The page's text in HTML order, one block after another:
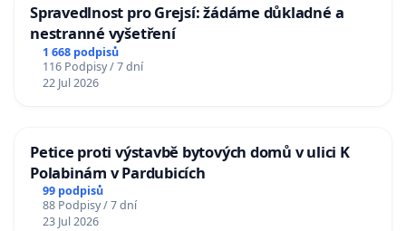
Spravedlnost pro Grejsí: žádáme důkladné a
nestranné vyšetření
1 668 podpisů
116 Podpisy / 7 dní
22 Jul 2026
Petice proti výstavbě bytových domů v ulici K
Polabinám v Pardubicích
99 podpisů
88 Podpisy / 7 dní
23 Jul 2026